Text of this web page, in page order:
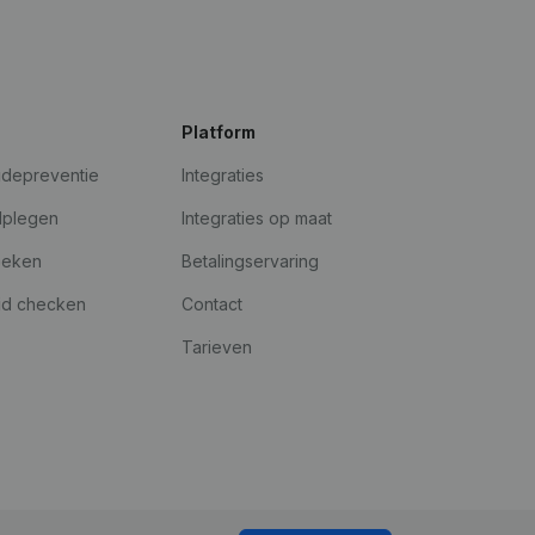
checken
Platform
Integraties
Integraties op maat
Betalingservaring
Contact
Tarieven